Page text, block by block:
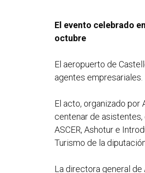
El evento celebrado
octubre
El aeropuerto de
agentes
El acto, organizado por
centenar de asistentes,
ASCER, Ashotur e
Turismo de la
La directora general de